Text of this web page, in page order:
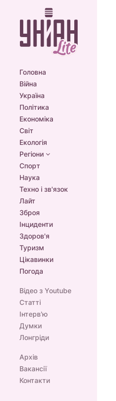
Головна
Війна
Україна
Політика
Економіка
Світ
Екологія
Регіони
Спорт
Наука
Техно і зв'язок
Лайт
Зброя
Інциденти
Здоров'я
Туризм
Цікавинки
Погода
Відео з Youtube
Статті
Інтерв'ю
Думки
Лонгріди
Архів
Вакансії
Контакти